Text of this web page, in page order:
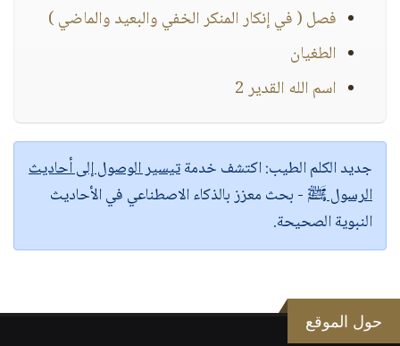
فصل ( في إنكار المنكر الخفي والبعيد والماضي )
الطغيان
اسم الله القدير 2
جديد الكلم الطيب:اكتشف خدمةتيسير الوصول إلى أحاديث
الرسول ﷺ - بحث معزز بالذكاء الاصطناعي في الأحاديث
النبوية الصحيحة.
حول الموقع